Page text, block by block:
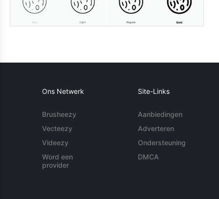
Ons Netwerk
Brusheezy
Vecteezy
Videezy
Word een
provider
Site-Links
Aanbiedingen
Adverteren
Ondersteuning
DMCA